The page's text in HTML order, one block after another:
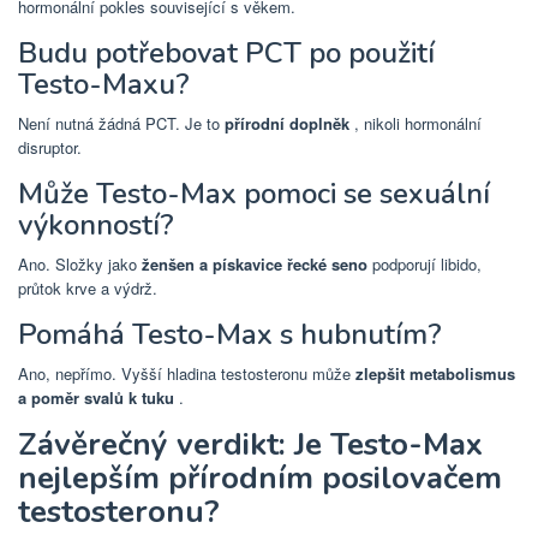
hormonální pokles související s věkem.
Budu potřebovat PCT po použití
Testo-Maxu?
Není nutná žádná PCT. Je to přírodní doplněk , nikoli hormonální
disruptor.
Může Testo-Max pomoci se sexuální
výkonností?
Ano. Složky jako ženšen a pískavice řecké seno podporují libido,
průtok krve a výdrž.
Pomáhá Testo-Max s hubnutím?
Ano, nepřímo. Vyšší hladina testosteronu může zlepšit metabolismus
a poměr svalů k tuku .
Závěrečný verdikt: Je Testo-Max
nejlepším přírodním posilovačem
testosteronu?